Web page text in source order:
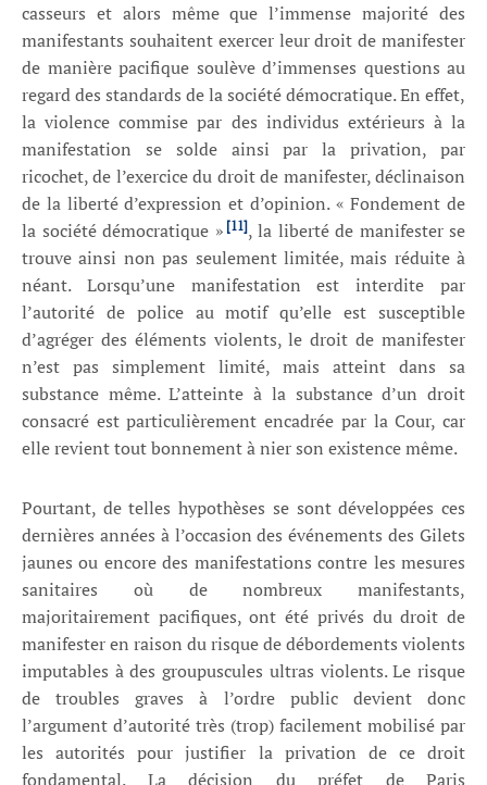
casseurs et alors même que l’immense majorité des
manifestants souhaitent exercer leur droit de manifester
de manière pacifique soulève d’immenses questions au
regard des standards de la société démocratique. En effet,
la violence commise par des individus extérieurs à la
manifestation se solde ainsi par la privation, par
ricochet, de l’exercice du droit de manifester, déclinaison
de la liberté d’expression et d’opinion. « Fondement de
la société démocratique » [11], la liberté de manifester se
trouve ainsi non pas seulement limitée, mais réduite à
néant. Lorsqu’une manifestation est interdite par
l’autorité de police au motif qu’elle est susceptible
d’agréger des éléments violents, le droit de manifester
n’est pas simplement limité, mais atteint dans sa
substance même. L’atteinte à la substance d’un droit
consacré est particulièrement encadrée par la Cour, car
elle revient tout bonnement à nier son existence même.
Pourtant, de telles hypothèses se sont développées ces
dernières années à l’occasion des événements des Gilets
jaunes ou encore des manifestations contre les mesures
sanitaires où de nombreux manifestants,
majoritairement pacifiques, ont été privés du droit de
manifester en raison du risque de débordements violents
imputables à des groupuscules ultras violents. Le risque
de troubles graves à l’ordre public devient donc
l’argument d’autorité très (trop) facilement mobilisé par
les autorités pour justifier la privation de ce droit
fondamental. La décision du préfet de Paris